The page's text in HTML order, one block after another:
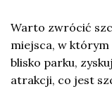
Warto zwrócić
miejsca, w
blisko parku,
atrakcji, co jest